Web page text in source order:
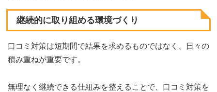
継続的に取り組める環境づくり
口コミ対策は短期間で結果を求めるものではなく、日々の
積み重ねが重要です。
無理なく継続できる仕組みを整えることで、口コミ対策を